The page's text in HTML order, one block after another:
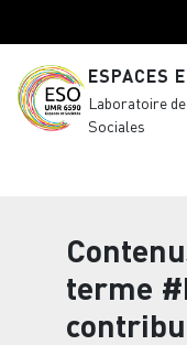
ESPACES
Laboratoire
Sociales
terme